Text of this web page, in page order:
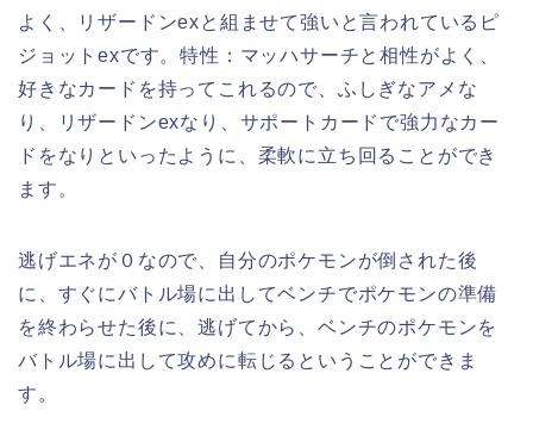
よく、リザードンexと組ませて強いと言われているピ
ジョットexです。特性：マッハサーチと相性がよく、
好きなカードを持ってこれるので、ふしぎなアメな
り、リザードンexなり、サポートカードで強力なカー
ドをなりといったように、柔軟に立ち回ることができ
ます。
逃げエネが０なので、自分のポケモンが倒された後
に、すぐにバトル場に出してベンチでポケモンの準備
を終わらせた後に、逃げてから、ベンチのポケモンを
バトル場に出して攻めに転じるということができま
す。